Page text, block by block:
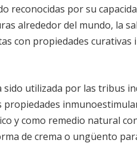
reconocidas por su
alrededor del mundo, la
con propiedades curativas
utilizada por las tribus
y como remedio natural
de crema o ungüento